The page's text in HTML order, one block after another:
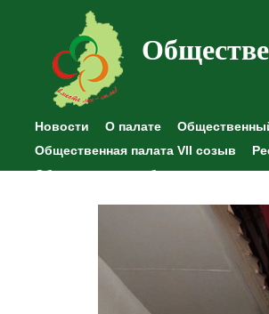
Новости О палате
Общественная палата VII созыв
Общественные наблюдения